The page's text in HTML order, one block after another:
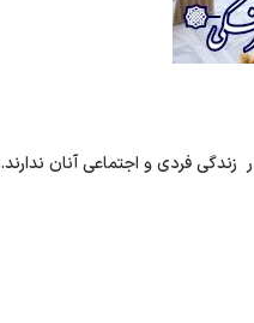
فردی و اجتماعی آنان ندارند.